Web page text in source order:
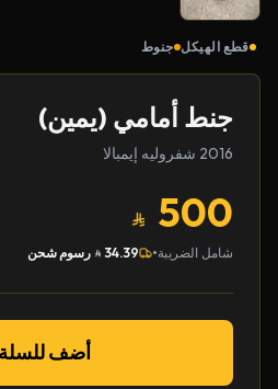
قطع الهيكل جنوط
جنط أمامي (يمين)
2016 شفروليه إيمبالا
500
شامل الضريبة•
34.39 رسوم شحن
أضف